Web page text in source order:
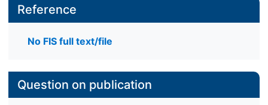
Reference
No FIS full text/file
Question on publication